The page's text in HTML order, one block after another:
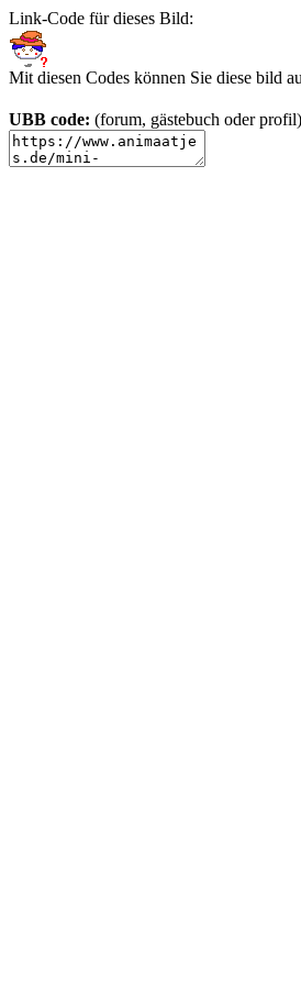
Link-Code für dieses Bild:
Mit diesen Codes können Sie diese bild
UBB code: (forum, gästebuch oder